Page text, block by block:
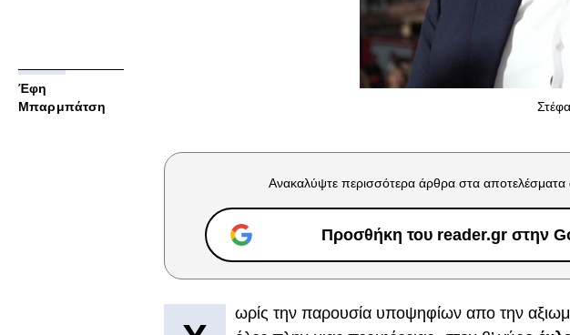
Έφη
Μπαρμπάτση
Ανακαλύψτε περισσότερα άρθρα στα αποτελέσματα
Προσθήκη του reader.gr στην
ωρίς την παρουσία υποψηφίων απο την